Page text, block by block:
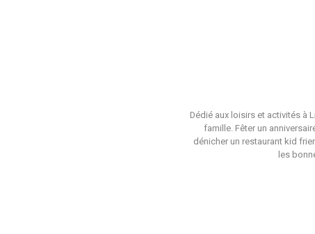
Dédié aux loisirs et activités à
famille. Fêter un
dénicher un restaurant kid
les